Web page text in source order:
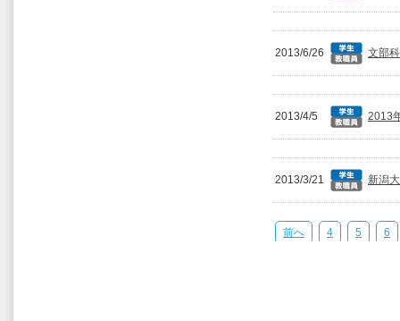
2013/6/26 文部
2013/4/5 2013
2013/3/21 新潟
前へ 4 5 6